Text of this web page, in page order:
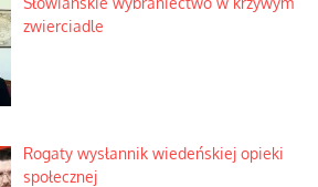
zwierciadle
Rogaty wysłannik wiedeńskiej opieki
społecznej